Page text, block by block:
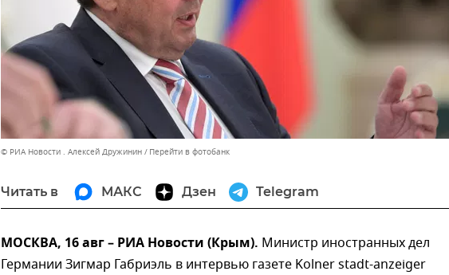
© РИА Новости . Алексей Дружинин Перейти в фотобанк
Читать в МАКС Дзен Telegram
МОСКВА, 16 авг – РИА Новости (Крым). Министр иностранных дел
Германии Зигмар Габриэль в интервью газете Kolner stadt-anzeiger